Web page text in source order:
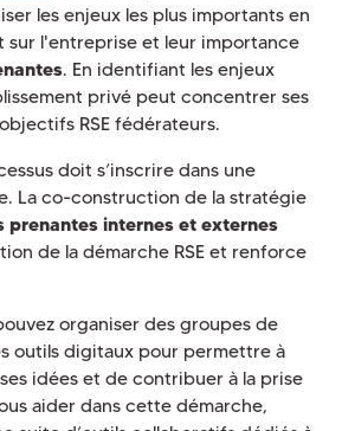
les enjeux les plus importants en
sur l'entreprise et leur importance
. En identifiant les enjeux
privé peut concentrer ses
RSE fédérateurs.
doit s’inscrire dans une
La co-construction de la stratégie
prenantes internes et externes
de la démarche RSE et renforce
organiser des groupes de
outils digitaux pour permettre à
idées et de contribuer à la prise
aider dans cette démarche,